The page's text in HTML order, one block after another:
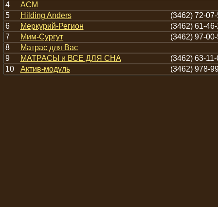
4
АСМ
5
Hilding Anders
(3462) 72-
6
Меркурий-Регион
(3462) 61-
7
Мим-Сургут
(3462) 97-
8
Матрас для Вас
9
МАТРАСЫ и ВСЕ ДЛЯ СНА
(3462) 63-
10
Актив-модуль (3462) 978-